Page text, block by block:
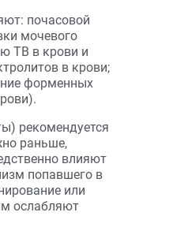
почасовой
мочевого
ТВ в крови и
в крови;
форменных
рекомендуется
раньше,
влияют
попавшего в
или
ослабляют